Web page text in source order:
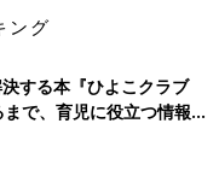
ング
する本『ひよこクラブ
で、育児に役立つ情報が